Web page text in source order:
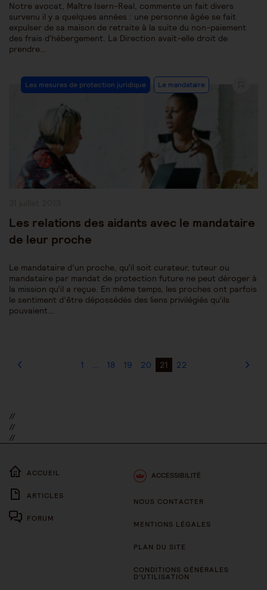
Notre avocat, Maître Isern-Real, commente un fait divers
survenu il y a quelques années : une personne âgée se fait
expulser de sa maison de retraite à la suite du non-paiement
des frais d'hébergement. La Direction avait-elle droit de
prendre…
Post
Category:
Les mesures de protection juridique Le mandataire
Les relations des aidants avec le mandataire
de leur proche
Le mandataire d’un proche, qu’il soit curateur, tuteur ou
mandataire par mandat de protection future ne peut déroger à
la mission qu’il a reçue. En même temps, les proches ont parfois
le sentiment d’être dépossédés des liens privilégiés qu’ils
pouvaient…
1 … 18 19 20 21 22
//
//
//
ACCUEIL
ARTICLES
FORUM
ACCESSIBILITÉ
NOUS CONTACTER
MENTIONS LÉGALES
PLAN DU SITE
CONDITIONS GÉNÉRALES
D’UTILISATION